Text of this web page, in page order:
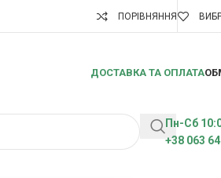
ПОРІВНЯННЯ
ДОСТАВКА ТА ОПЛАТА
Пн-Сб
+38 063